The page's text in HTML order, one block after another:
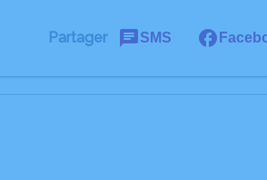
Partager SMS